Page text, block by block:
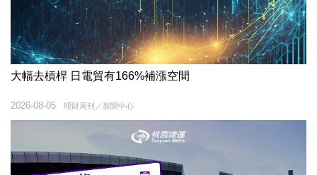
大幅去槓桿 日電貿有166%補漲空間
理財周刊／新聞中心
2026-08-05